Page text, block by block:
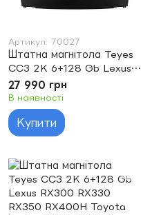
Артикул: 70027
Штатна магнітола Teyes
CC3 2K 6+128 Gb Lexus
GS III 3 300 350 400 430
450H 460 2004-2011 9"
27 990 грн
В наявності
Купити